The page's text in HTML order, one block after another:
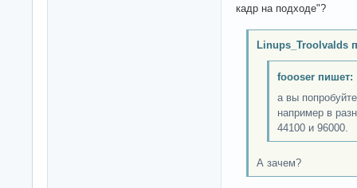
кадр на подходе"?
Linups_Troolvalds
foooser пишет:
а вы
например в
44100 и 96000.
А зачем?